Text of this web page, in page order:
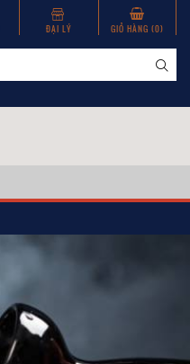
ĐẠI LÝ GIỎ HÀNG (0)